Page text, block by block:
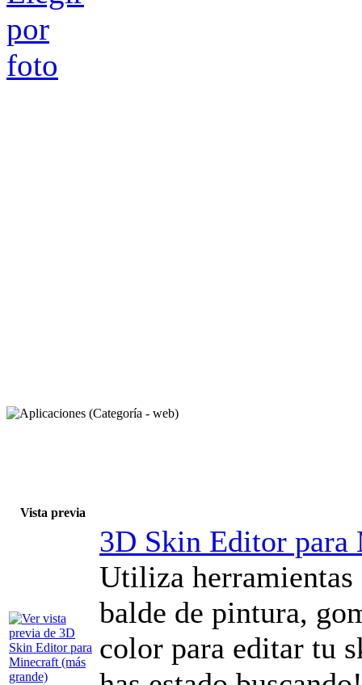
Vista previa
3D Skin Editor para
Utiliza herramientas
balde de pintura,
color para editar tu